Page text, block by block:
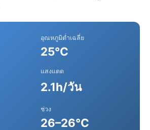
อุณหภูมิต่ำเฉลี่ย
25°C
แสงแดด
2.1h/วัน
ช่วง
26–26°C